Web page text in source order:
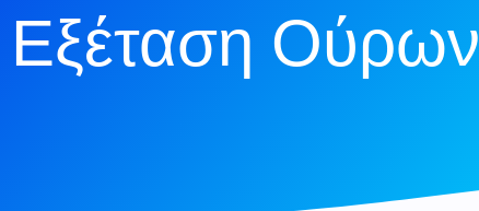
Εξέταση Ούρων